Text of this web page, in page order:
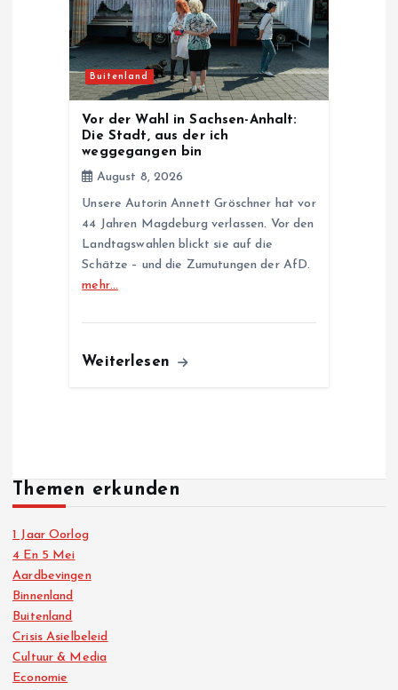
Buitenland
Vor der Wahl in Sachsen-Anhalt:
Die Stadt, aus der ich
weggegangen bin
August 8, 2026
Unsere Autorin Annett Gröschner hat vor
44 Jahren Magdeburg verlassen. Vor den
Landtagswahlen blickt sie auf die
Schätze – und die Zumutungen der AfD.
mehr…
Weiterlesen
Themen erkunden
1 Jaar Oorlog
4 En 5 Mei
Aardbevingen
Binnenland
Buitenland
Crisis Asielbeleid
Cultuur & Media
Economie